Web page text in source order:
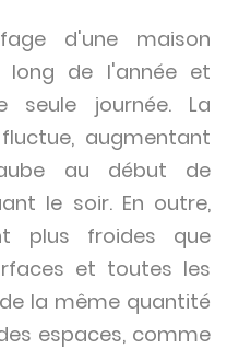
d'une maison
de l'année et
seule journée. La
augmentant
au début de
le soir. En outre,
plus froides que
et toutes les
la même quantité
espaces, comme